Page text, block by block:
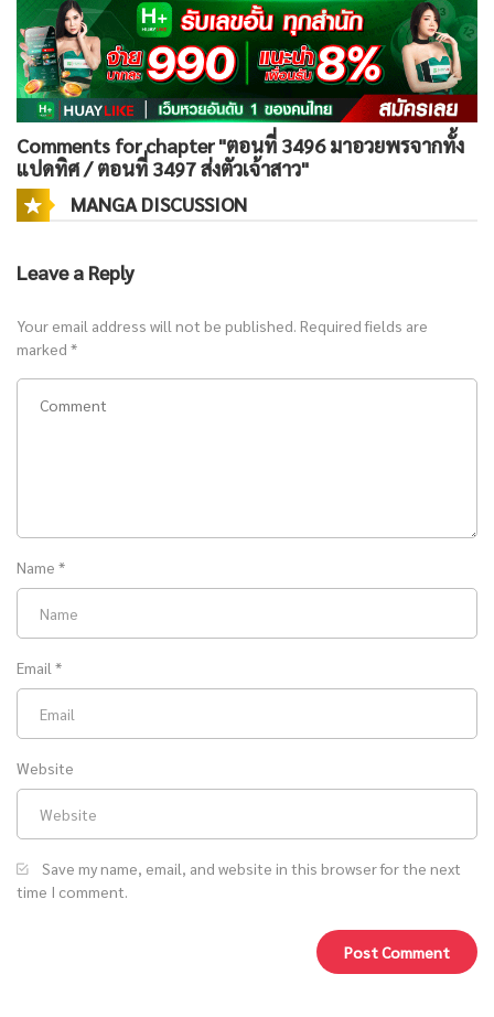
Comments for chapter "ตอนที่ 3496 มาอวยพรจากทั้ง
แปดทิศ / ตอนที่ 3497 ส่งตัวเจ้าสาว"
MANGA DISCUSSION
Leave a Reply
Your email address will not be published. Required fields are
marked *
Name *
Email *
Website
Save my name, email, and website in this browser for the next
time I comment.